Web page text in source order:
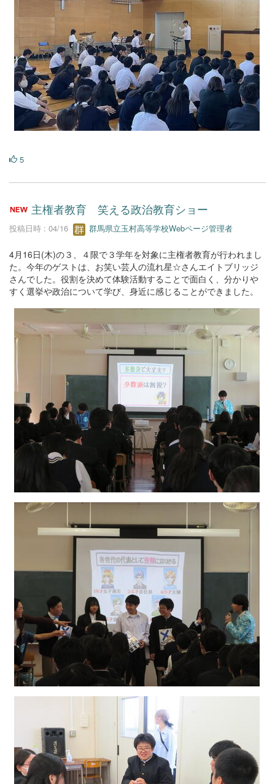
5
主権者教育 笑える政治教育ショー
投稿日時 : 04/16 群馬県立玉村高等学校Webページ管理者
4月16日(木)の３、４限で３学年を対象に主権者教育が行われまし
た。今年のゲストは、お笑い芸人の流れ星☆さんエイトブリッジ
さんでした。役割を決めて体験活動することで面白く、分かりや
すく選挙や政治について学び、身近に感じることができました。